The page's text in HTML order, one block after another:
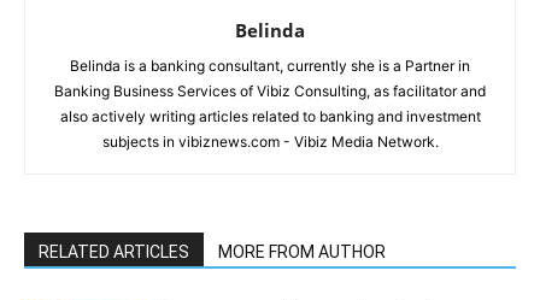
Belinda
Belinda is a banking consultant, currently she is a Partner in
Banking Business Services of Vibiz Consulting, as facilitator and
also actively writing articles related to banking and investment
subjects in vibiznews.com - Vibiz Media Network.
RELATED ARTICLES MORE FROM AUTHOR